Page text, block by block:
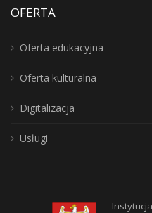
OFERTA
Oferta edukacyjna
Oferta kulturalna
Digitalizacja
Usługi